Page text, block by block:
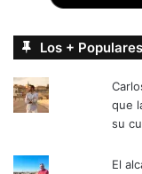
Los + Populares
que
su
El